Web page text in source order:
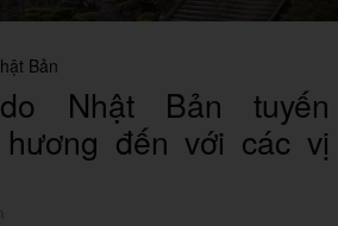
Bản
Nhật Bản tuyến
đến với các vị